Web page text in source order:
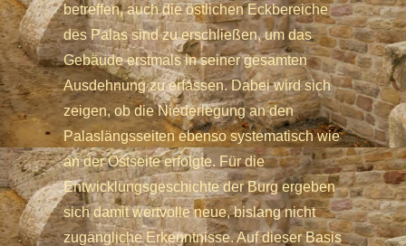
betreffen, auch die östlichen Eckbereiche
des Palas sind zu erschließen, um das
Gebäude erstmals in seiner gesamten
Ausdehnung zu erfassen. Dabei wird sich
zeigen, ob die Niederlegung an den
Palaslängsseiten ebenso systematisch wie
an der Ostseite erfolgte. Für die
Entwicklungsgeschichte der Burg ergeben
sich damit wertvolle neue, bislang nicht
zugängliche Erkenntnisse. Auf dieser Basis